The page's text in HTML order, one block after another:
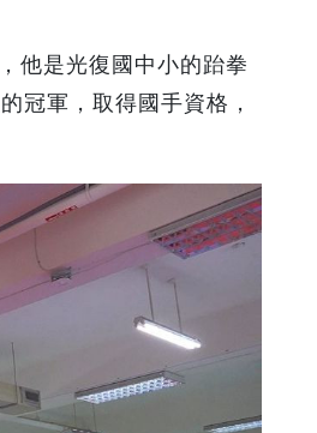
他是光復國中小的跆拳
冠軍，取得國手資格，